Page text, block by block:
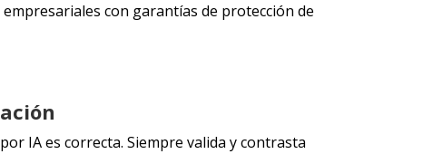
con garantías de protección de
IA es correcta. Siempre valida y contrasta